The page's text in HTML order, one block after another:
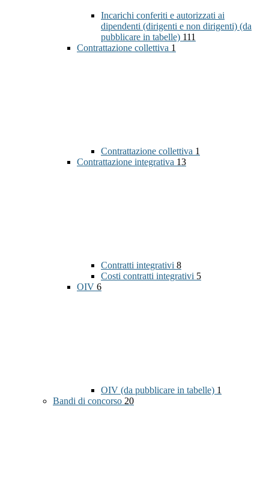
Incarichi conferiti e autorizzati ai
dipendenti (dirigenti e non dirigenti) (da
pubblicare in tabelle) 111
Contrattazione collettiva 1
Contrattazione collettiva 1
Contrattazione integrativa 13
Contratti integrativi 8
Costi contratti integrativi 5
OIV 6
OIV (da pubblicare in tabelle) 1
Bandi di concorso 20